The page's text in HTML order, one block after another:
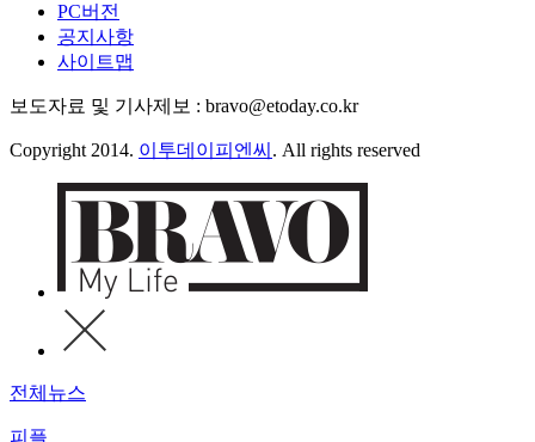
PC버전
공지사항
사이트맵
보도자료 및 기사제보 : bravo@etoday.co.kr
Copyright 2014. 이투데이피엔씨 . All rights reserved
전체뉴스
피플